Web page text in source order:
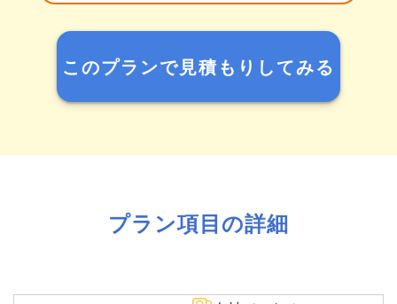
このプランで見積もりしてみる
プラン項目の詳細